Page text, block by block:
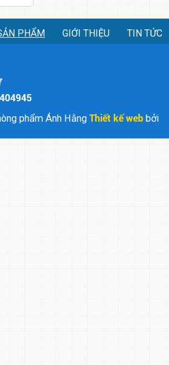
PHẨM GIỚI THIỆU TIN TỨC
phẩm Ánh Hằng Thiết kế web bởi